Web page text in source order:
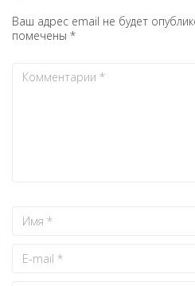
Ваш адрес email не будет
помечены *